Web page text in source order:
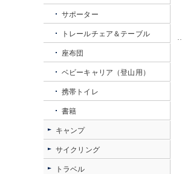
サポーター
トレールチェア＆テーブル
座布団
ベビーキャリア（登山用）
携帯トイレ
書籍
キャンプ
サイクリング
トラベル